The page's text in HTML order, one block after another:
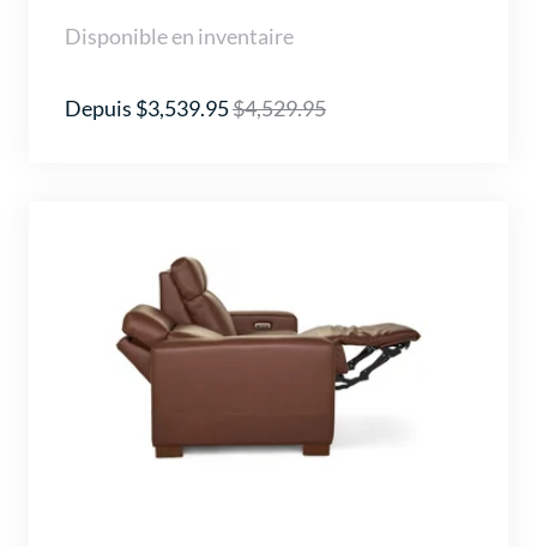
Disponible en inventaire
Depuis $3,539.95$4,529.95